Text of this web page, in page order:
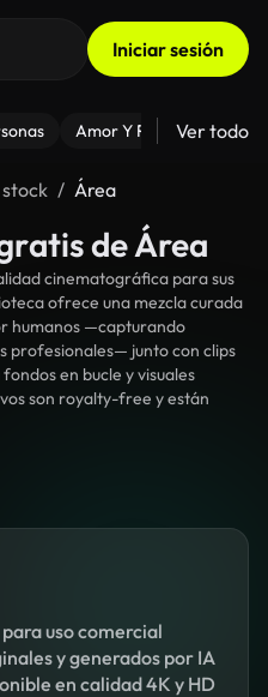
Iniciar sesión
Amor Y Relaciones
Ver todo
Área
de Área
cinematográfica para sus
ofrece una mezcla curada
humanos —capturando
profesionales— junto con clips
en bucle y visuales
son royalty-free y están
uso comercial
y generados por IA
en calidad 4K y HD